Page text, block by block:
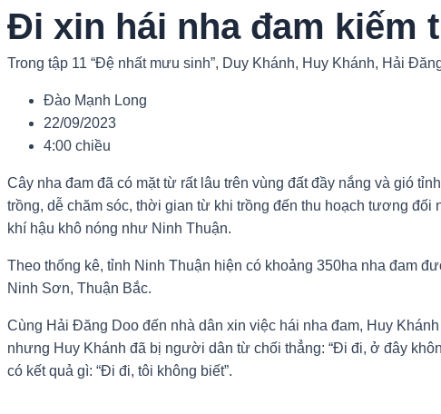
Đi xin hái nha đam kiếm
Trong tập 11 “Đệ nhất mưu sinh”, Duy Khánh, Huy Khánh, Hải
Đào Mạnh Long
22/09/2023
4:00 chiều
Cây nha đam đã có mặt từ rất lâu trên vùng đất đầy nắng và gió
trồng, dễ chăm sóc, thời gian từ khi trồng đến thu hoạch tương
khí hậu khô nóng như Ninh Thuận.
Theo thống kê, tỉnh Ninh Thuận hiện có khoảng 350ha nha đam
Ninh Sơn, Thuận Bắc.
Cùng Hải Đăng Doo đến nhà dân xin việc hái nha đam, Huy
nhưng Huy Khánh đã bị người dân từ chối thẳng: “Đi đi, ở đây
có kết quả gì: “Đi đi, tôi không biết”.